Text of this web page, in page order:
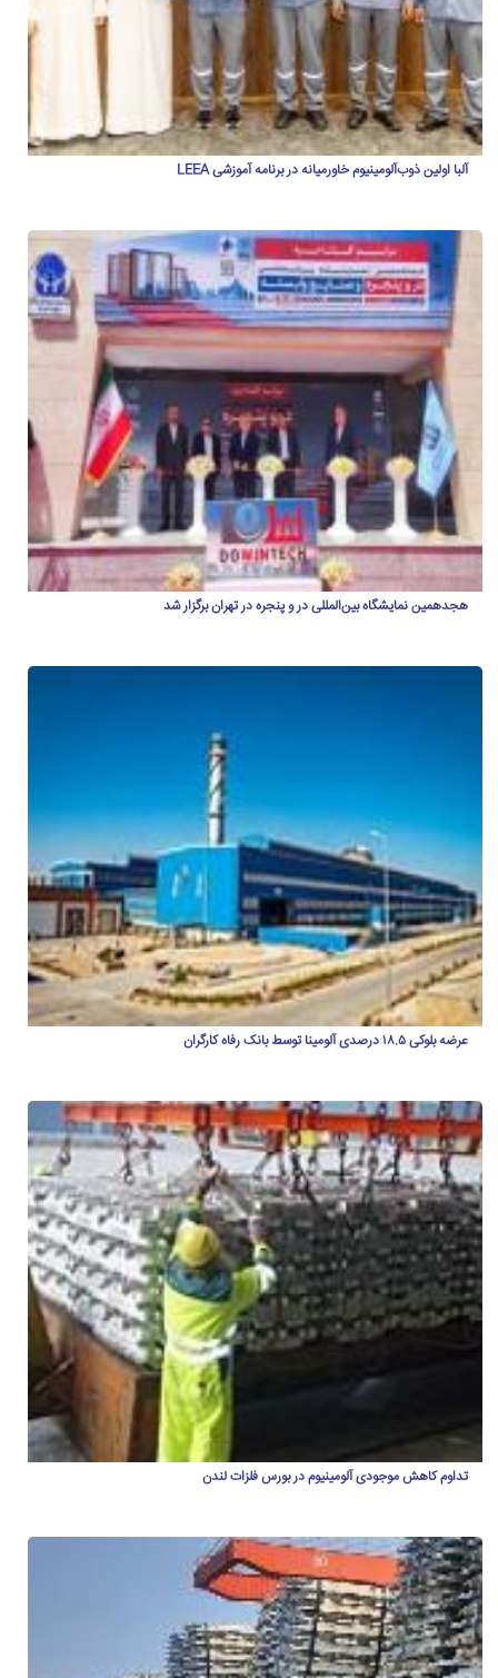
آلبا اولین ذوب‌آلومینیوم خاورمیانه در برنامه آموزشی LEEA
هجدهمین نمایشگاه بین‌المللی در و پنجره در تهران برگزار شد
عرضه بلوکی ۱۸.۵ درصدی آلومینا توسط بانک رفاه کارگران
تداوم کاهش موجودی آلومینیوم در بورس فلزات لندن